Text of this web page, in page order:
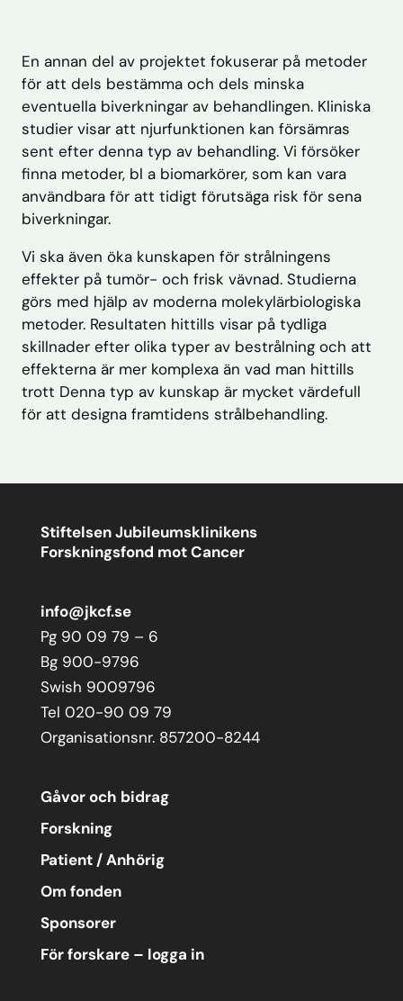
En annan del av projektet fokuserar på metoder
för att dels bestämma och dels minska
eventuella biverkningar av behandlingen. Kliniska
studier visar att njurfunktionen kan försämras
sent efter denna typ av behandling. Vi försöker
finna metoder, bl a biomarkörer, som kan vara
användbara för att tidigt förutsäga risk för sena
biverkningar.
Vi ska även öka kunskapen för strålningens
effekter på tumör- och frisk vävnad. Studierna
görs med hjälp av moderna molekylärbiologiska
metoder. Resultaten hittills visar på tydliga
skillnader efter olika typer av bestrålning och att
effekterna är mer komplexa än vad man hittills
trott Denna typ av kunskap är mycket värdefull
för att designa framtidens strålbehandling.
Stiftelsen Jubileumsklinikens
Forskningsfond mot Cancer
info@jkcf.se
Pg 90 09 79 – 6
Bg 900-9796
Swish 9009796
Tel 020-90 09 79
Organisationsnr. 857200-8244
Gåvor och bidrag
Forskning
Patient / Anhörig
Om fonden
Sponsorer
För forskare – logga in